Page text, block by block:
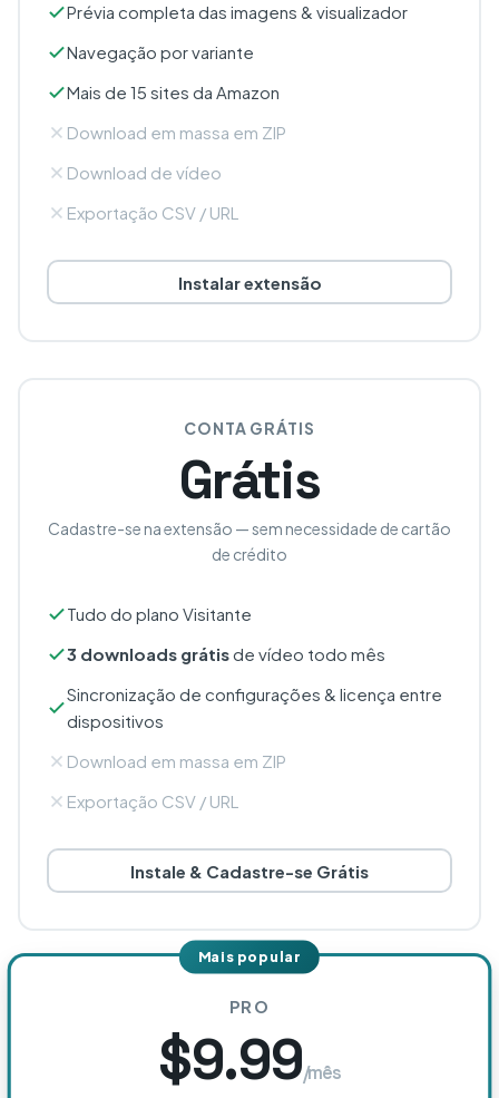
Prévia completa das imagens & visualizador
Navegação por variante
Mais de 15 sites da Amazon
Download em massa em ZIP
Download de vídeo
Exportação CSV / URL
Instalar extensão
CONTA GRÁTIS
Grátis
Cadastre-se na extensão — sem necessidade de cartão
de crédito
Tudo do plano Visitante
3 downloads grátisde vídeo todo mês
Sincronização de configurações & licença entre
dispositivos
Download em massa em ZIP
Exportação CSV / URL
Instale & Cadastre-se Grátis
Mais popular
PRO
$9.99/mês